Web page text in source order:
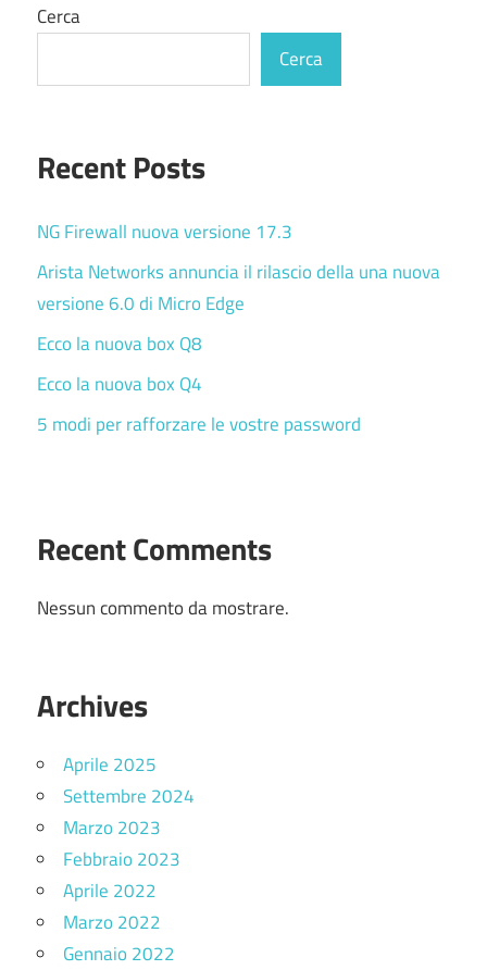
Cerca
Cerca
Recent Posts
NG Firewall nuova versione 17.3
Arista Networks annuncia il rilascio della una nuova
versione 6.0 di Micro Edge
Ecco la nuova box Q8
Ecco la nuova box Q4
5 modi per rafforzare le vostre password
Recent Comments
Nessun commento da mostrare.
Archives
Aprile 2025
Settembre 2024
Marzo 2023
Febbraio 2023
Aprile 2022
Marzo 2022
Gennaio 2022